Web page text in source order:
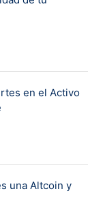
en el Activo
una Altcoin y